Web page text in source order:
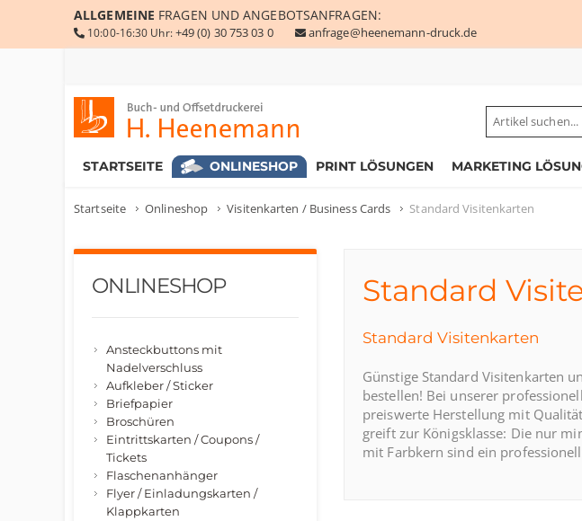
ALLGEMEINE FRAGEN UND ANGEBOTSANFRAGEN:
10:00-16:30 Uhr:+49 (0) 30 753 03 0 anfrage@heenemann-druck.de
STARTSEITE ONLINESHOP PRINT LÖSUNGEN MARKETING
Startseite Onlineshop Visitenkarten / Business Cards Standard Visitenkarten
Standard
Standard Visitenkarten
Günstige Standard Visitenkarten
bestellen! Bei unserer
preiswerte Herstellung mit
greift zur Königsklasse: Die nur
mit Farbkern sind ein
ONLINESHOP
Ansteckbuttons mit
Nadelverschluss
Aufkleber / Sticker
Briefpapier
Broschüren
Eintrittskarten / Coupons /
Tickets
Flaschenanhänger
Flyer / Einladungskarten /
Klappkarten